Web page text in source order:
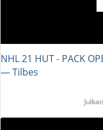
NHL 21 HUT - PACK
― Tilbes